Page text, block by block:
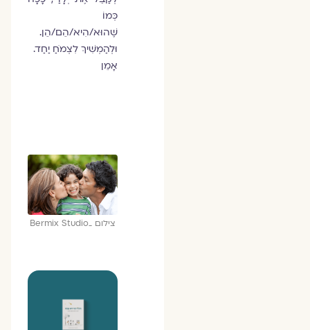
כְּמוֹ
שֶׁהוּא/הִיא/הֵם/הֵן.
וּלְהַמְשִׁיךְ לִצְמֹחַ יַחַד.
אָמֵן
צילום _Bermix Studio